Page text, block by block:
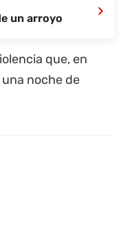
un arroyo ›
que, en
noche de